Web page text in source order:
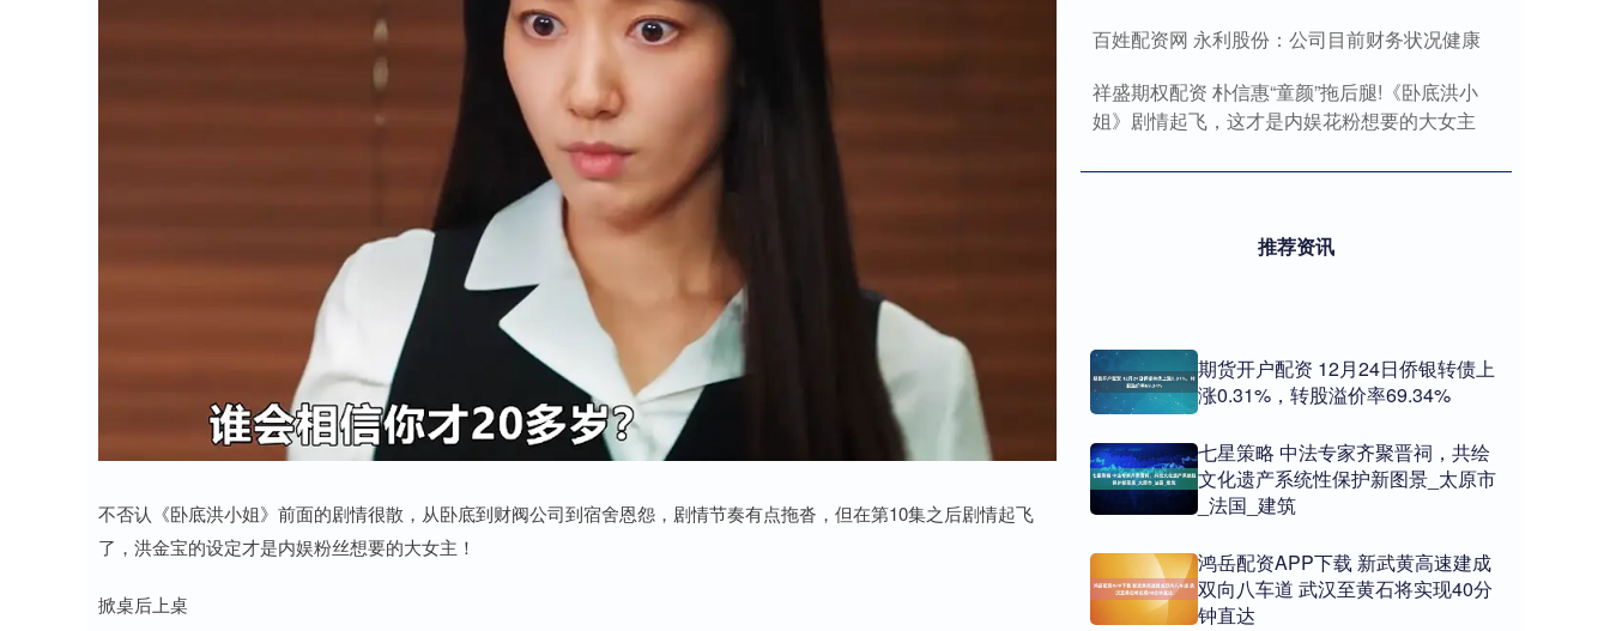
不否认《卧底洪小姐》前面的剧情很散，从卧底到财阀公司到宿舍恩怨，剧情节奏有点拖沓，但在第10集之后剧情起飞
了，洪金宝的设定才是内娱粉丝想要的大女主！
掀桌后上桌
百姓配资网 永利股份：公司目前财务状况健康
祥盛期权配资 朴信惠“童颜”拖后腿!《卧底洪小
姐》剧情起飞，这才是内娱花粉想要的大女主
推荐资讯
期货开户配资 12月24日侨银转债上
涨0.31%，转股溢价率69.34%
七星策略 中法专家齐聚晋祠，共绘
文化遗产系统性保护新图景_太原市
_法国_建筑
鸿岳配资APP下载 新武黄高速建成
双向八车道 武汉至黄石将实现40分
钟直达